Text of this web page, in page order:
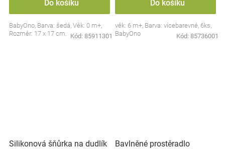
Do košíku
BabyOno, Barva: šedá, Věk: 0 m+,
Rozměr: 17 x 17 cm.
Kód: 85911301
Do košíku
věk: 6 m+, Barva: vícebarevné, 6ks,
BabyOno
Kód: 85736001
Silikonová šňůrka na dudlík
Bavlněné prostěradlo